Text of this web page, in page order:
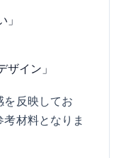
ザイン」
を反映してお
材料となりま